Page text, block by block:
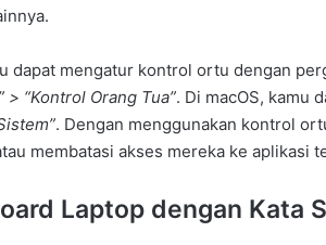
dapat mengatur kontrol ortu dengan
> “Kontrol Orang Tua”. Di macOS, kamu
. Dengan menggunakan kontrol
membatasi akses mereka ke aplikasi
Laptop dengan Kata